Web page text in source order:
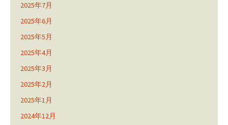
2025年7月
2025年6月
2025年5月
2025年4月
2025年3月
2025年2月
2025年1月
2024年12月